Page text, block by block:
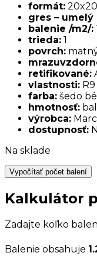
formát:
gres –
balenie /m2/:
trieda: 1
povrch:
retifikované:
vlastnosti: R9
farba: šedo
hmotnosť:
výrobca:
dostupnosť:
Na sklade
Vypočítať počet balení
Kalkulátor
Zadajte koľko
Balenie obsahuje